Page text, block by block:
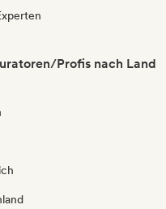
Profis nach Land